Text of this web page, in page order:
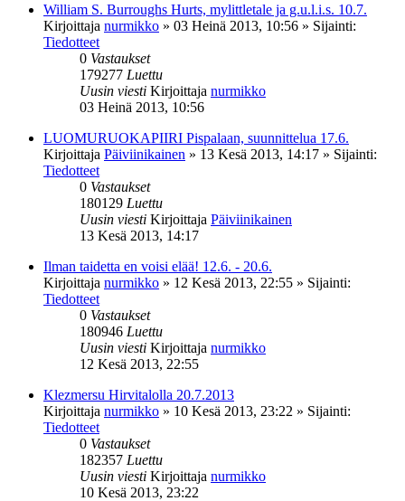
William S. Burroughs Hurts, mylittletale ja g.u.l.i.s. 10.7.
Kirjoittaja nurmikko » 03 Heinä 2013, 10:56 » Sijainti:
Tiedotteet
0 Vastaukset
179277 Luettu
Uusin viesti Kirjoittaja nurmikko
03 Heinä 2013, 10:56
LUOMURUOKAPIIRI Pispalaan, suunnittelua 17.6.
Kirjoittaja Päiviinikainen » 13 Kesä 2013, 14:17 » Sijainti:
Tiedotteet
0 Vastaukset
180129 Luettu
Uusin viesti Kirjoittaja Päiviinikainen
13 Kesä 2013, 14:17
Ilman taidetta en voisi elää! 12.6. - 20.6.
Kirjoittaja nurmikko » 12 Kesä 2013, 22:55 » Sijainti:
Tiedotteet
0 Vastaukset
180946 Luettu
Uusin viesti Kirjoittaja nurmikko
12 Kesä 2013, 22:55
Klezmersu Hirvitalolla 20.7.2013
Kirjoittaja nurmikko » 10 Kesä 2013, 23:22 » Sijainti:
Tiedotteet
0 Vastaukset
182357 Luettu
Uusin viesti Kirjoittaja nurmikko
10 Kesä 2013, 23:22